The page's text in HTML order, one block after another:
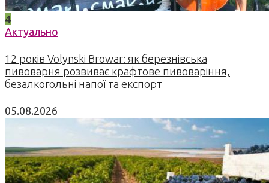
4
Актуально
12 років Volynski Browar: як березнівська
пивоварня розвиває крафтове пивоваріння,
безалкогольні напої та експорт
05.08.2026